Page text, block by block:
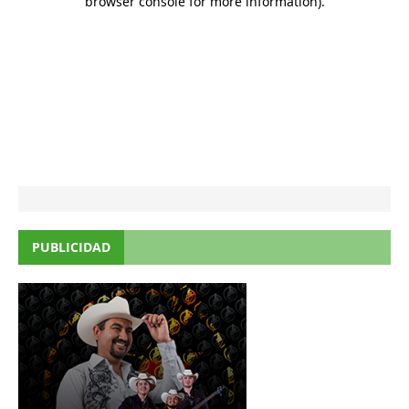
PUBLICIDAD